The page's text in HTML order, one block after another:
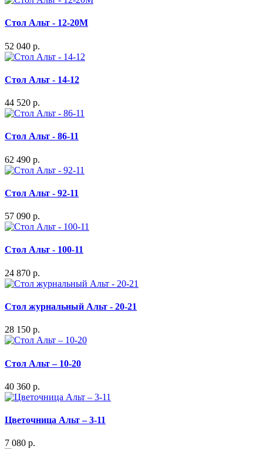
Стол Альт - 12-20М
52 040 р.
Стол Альт - 14-12
44 520 р.
Стол Альт - 86-11
62 490 р.
Стол Альт - 92-11
57 090 р.
Стол Альт - 100-11
24 870 р.
Стол журнальный Альт - 20-21
28 150 р.
Стол Альт – 10-20
40 360 р.
Цветочница Альт – 3-11
7 080 р.